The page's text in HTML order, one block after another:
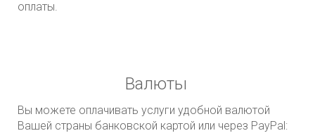
оплаты.
Валюты
Вы можете оплачивать услуги удобной валютой
Вашей страны банковской картой или через PayPal: